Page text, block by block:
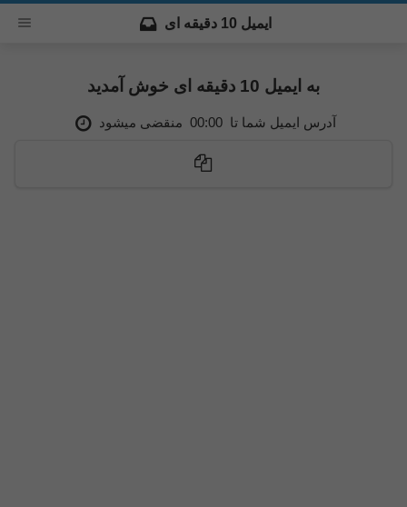
ایمیل 10 دقیقه ای
به ایمیل 10 دقیقه ای خوش آمدید
آدرس ایمیل شما تا00:00 منقضی میشود